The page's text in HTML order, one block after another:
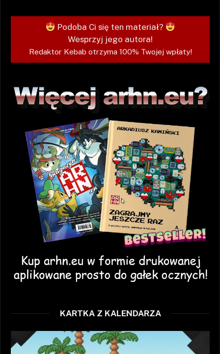
Podoba Ci się ten materiał?
Wesprzyj jego autora!
Redaktor Kebab otrzyma 100% Twojej wpłaty!
KARTKA Z KALENDARZA